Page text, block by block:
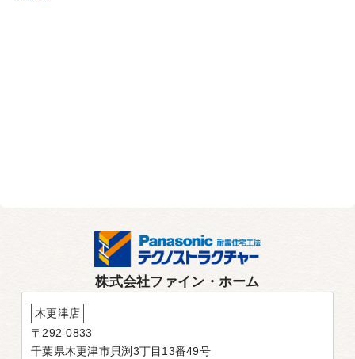
株式会社ファイン・ホーム
木更津店
〒292-0833
千葉県木更津市貝渕3丁目13番49号